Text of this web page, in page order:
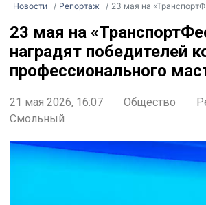
Новости Репортаж 23 мая на «ТранспортФесте» наградят
23 мая на
наградят победителей
профессионального
21 мая 2026, 16:07 Общество
Смольный